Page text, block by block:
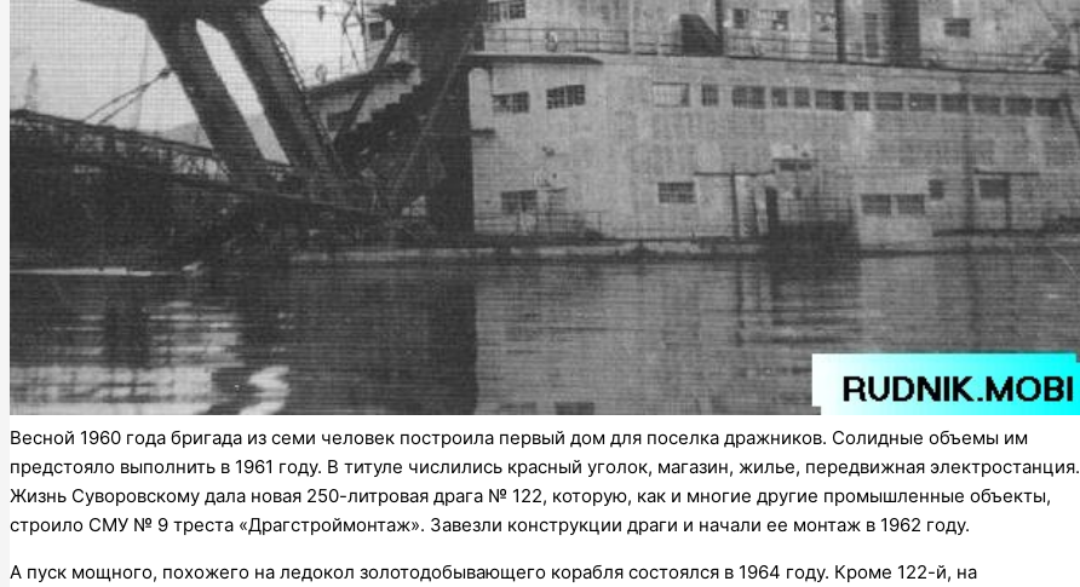
Весной 1960 года бригада из семи человек построила первый дом для поселка дражников. Солидные объемы им
предстояло выполнить в 1961 году. В титуле числились красный уголок, магазин, жилье, передвижная электростанция.
Жизнь Суворовскому дала новая 250-литровая драга № 122, которую, как и многие другие промышленные объекты,
строило СМУ № 9 треста «Драгстроймонтаж». Завезли конструкции драги и начали ее монтаж в 1962 году.
А пуск мощного, похожего на ледокол золотодобывающего корабля состоялся в 1964 году. Кроме 122-й, на